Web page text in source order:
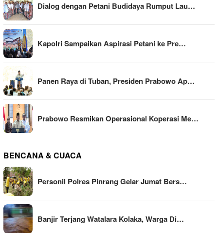
Dialog dengan Petani Budidaya Rumput Lau…
Kapolri Sampaikan Aspirasi Petani ke Pre…
Panen Raya di Tuban, Presiden Prabowo Ap…
Prabowo Resmikan Operasional Koperasi Me…
BENCANA & CUACA
Personil Polres Pinrang Gelar Jumat Bers…
Banjir Terjang Watalara Kolaka, Warga Di…